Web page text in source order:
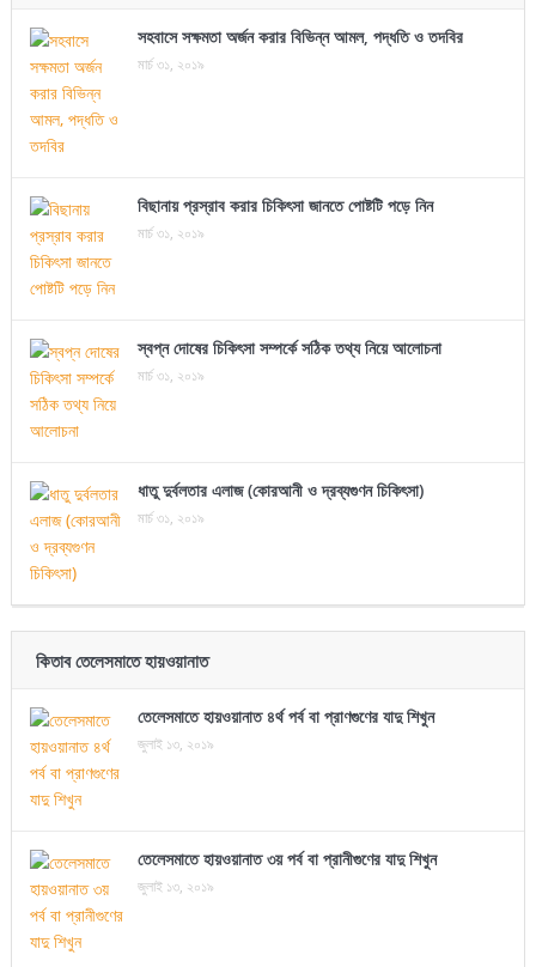
সহবাসে সক্ষমতা অর্জন করার বিভিন্ন আমল, পদ্ধতি ও তদবির
মার্চ ৩১, ২০১৯
বিছানায় প্রস্রাব করার চিকিৎসা জানতে পোষ্টটি পড়ে নিন
মার্চ ৩১, ২০১৯
স্বপ্ন দোষের চিকিৎসা সম্পর্কে সঠিক তথ্য নিয়ে আলোচনা
মার্চ ৩১, ২০১৯
ধাতু দুর্বলতার এলাজ (কোরআনী ও দ্রব্যগুণন চিকিৎসা)
মার্চ ৩১, ২০১৯
কিতাব তেলেসমাতে হায়ওয়ানাত
তেলেসমাতে হায়ওয়ানাত ৪র্থ পর্ব বা প্রাণগুণের যাদু শিখুন
জুলাই ১৩, ২০১৯
তেলেসমাতে হায়ওয়ানাত ৩য় পর্ব বা প্রানীগুণের যাদু শিখুন
জুলাই ১৩, ২০১৯